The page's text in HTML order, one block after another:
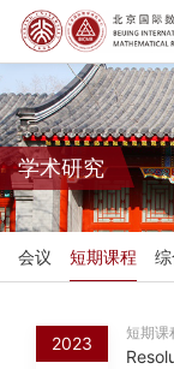
学术研究
会议 短期课程
2023
短期课